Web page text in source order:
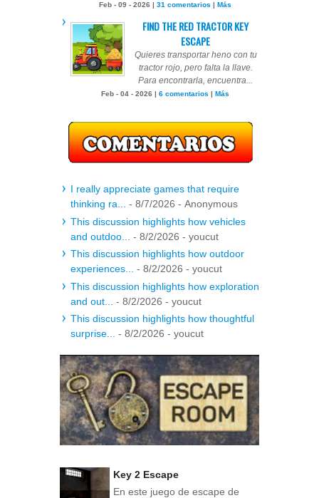
Feb - 09 - 2026 | 31 comentarios Más
FIND THE RED TRACTOR KEY
ESCAPE
Quieres transportar heno con tu
tractor rojo, pero falta la llave.
Para encontrarla, encuentra...
Feb - 04 - 2026 | 6 comentarios Más
I really appreciate games that require
thinking ra... - 8/7/2026 - Anonymous
This discussion highlights how vehicles
and outdoo...
- 8/2/2026 - youcut
This discussion highlights how outdoor
experiences... - 8/2/2026 - youcut
This discussion highlights how exploration
and out...
- 8/2/2026 - youcut
This discussion highlights how thoughtful
surprise... - 8/2/2026 - youcut
Key 2 Escape
En este juego de escape de